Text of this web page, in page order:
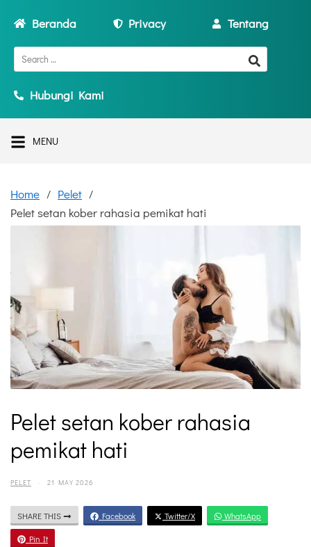
Beranda Privacy Tentang
Hubungi Kami
MENU
Home
Pelet
Pelet setan kober rahasia pemikat hati
Pelet setan kober rahasia
pemikat hati
PELET · 21 MAY 2026
SHARE THIS Facebook Twitter/X WhatsApp
Pin It